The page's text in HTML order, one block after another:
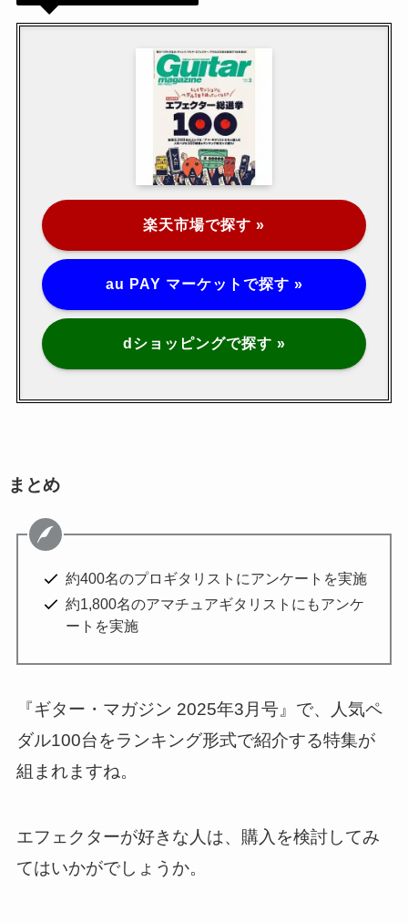
楽天市場で探す »
au PAY マーケットで探す »
dショッピングで探す »
まとめ
約400名のプロギタリストにアンケートを実施
約1,800名のアマチュアギタリストにもアンケ
ートを実施
『ギター・マガジン 2025年3月号』で、人気ペ
ダル100台をランキング形式で紹介する特集が
組まれますね。
エフェクターが好きな人は、購入を検討してみ
てはいかがでしょうか。